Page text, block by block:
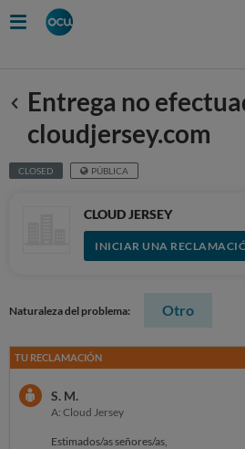
Anterior
Entrega no
cloudjersey.com
CLOSED PÚBLICA
CLOUD JERSEY
INICIAR UNA
Naturaleza del problema: Otro
TU RECLAMACIÓN
S. M.
A: Cloud Jersey
Estimados/as señores/as,